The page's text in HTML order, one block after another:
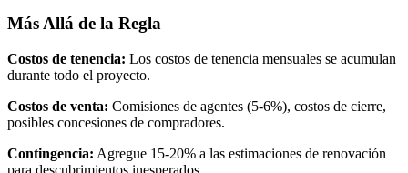
Más Allá de la Regla
Costos de tenencia: Los costos de tenencia mensuales se acumulan
durante todo el proyecto.
Costos de venta: Comisiones de agentes (5-6%), costos de cierre,
posibles concesiones de compradores.
Contingencia: Agregue 15-20% a las estimaciones de renovación
para descubrimientos inesperados.